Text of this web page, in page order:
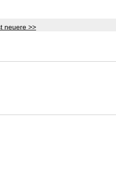
neuere >>